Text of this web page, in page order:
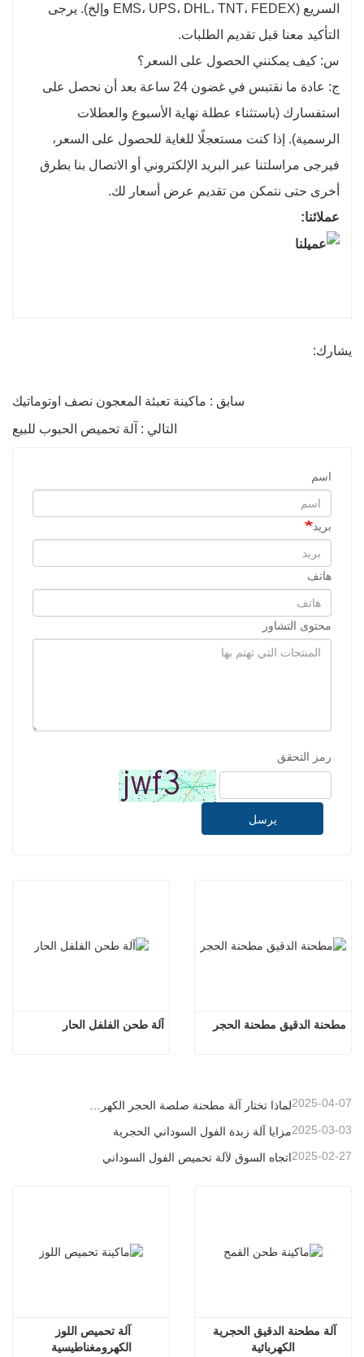
السريع (EMS، UPS، DHL، TNT، FEDEX وإلخ). يرجى
التأكيد معنا قبل تقديم الطلبات.
س: كيف يمكنني الحصول على السعر؟
ج: عادة ما نقتبس في غضون 24 ساعة بعد أن نحصل على
استفسارك (باستثناء عطلة نهاية الأسبوع والعطلات
الرسمية). إذا كنت مستعجلًا للغاية للحصول على السعر،
فيرجى مراسلتنا عبر البريد الإلكتروني أو الاتصال بنا بطرق
أخرى حتى نتمكن من تقديم عرض أسعار لك.
عملائنا:
يشارك:
سابق : ماكينة تعبئة المعجون نصف اوتوماتيك
التالي : آلة تحميص الحبوب للبيع
اسم
بريد
هاتف
محتوى التشاور
رمز التحقق
يرسل
آلة طحن الفلفل الحار مطحنة الدقيق مطحنة الحجر
2025-04-07
مزايا آلة زبدة الفول السوداني الحجرية2025-03-03
اتجاه السوق لآلة تحميص الفول السوداني2025-02-27
الكهرومغناطيسية
الكهربائية